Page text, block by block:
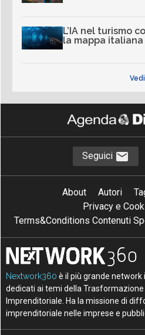
L’IA nel turismo
la mappa
Seguici
About Autori
Privacy e
Terms&Conditions Contenuti
Nextwork360 è il più grande network
dedicati ai temi della Trasformazione
Imprenditoriale. Ha la missione di
imprenditoriale nelle imprese e